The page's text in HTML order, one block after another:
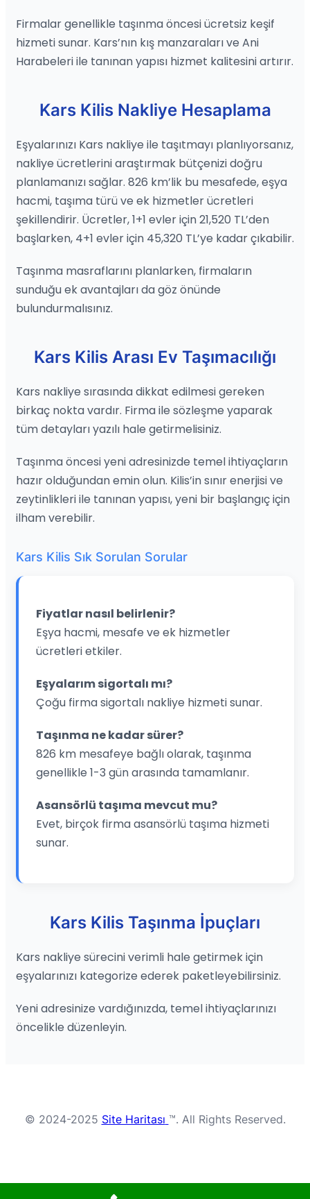
Firmalar genellikle taşınma öncesi ücretsiz keşif
hizmeti sunar. Kars’nın kış manzaraları ve Ani
Harabeleri ile tanınan yapısı hizmet kalitesini artırır.
Kars Kilis Nakliye Hesaplama
Eşyalarınızı Kars nakliye ile taşıtmayı planlıyorsanız,
nakliye ücretlerini araştırmak bütçenizi doğru
planlamanızı sağlar. 826 km’lik bu mesafede, eşya
hacmi, taşıma türü ve ek hizmetler ücretleri
şekillendirir. Ücretler, 1+1 evler için 21,520 TL’den
başlarken, 4+1 evler için 45,320 TL’ye kadar çıkabilir.
Taşınma masraflarını planlarken, firmaların
sunduğu ek avantajları da göz önünde
bulundurmalısınız.
Kars Kilis Arası Ev Taşımacılığı
Kars nakliye sırasında dikkat edilmesi gereken
birkaç nokta vardır. Firma ile sözleşme yaparak
tüm detayları yazılı hale getirmelisiniz.
Taşınma öncesi yeni adresinizde temel ihtiyaçların
hazır olduğundan emin olun. Kilis’in sınır enerjisi ve
zeytinlikleri ile tanınan yapısı, yeni bir başlangıç için
ilham verebilir.
Kars Kilis Sık Sorulan Sorular
Fiyatlar nasıl belirlenir?
Eşya hacmi, mesafe ve ek hizmetler
ücretleri etkiler.
Eşyalarım sigortalı mı?
Çoğu firma sigortalı nakliye hizmeti sunar.
Taşınma ne kadar sürer?
826 km mesafeye bağlı olarak, taşınma
genellikle 1-3 gün arasında tamamlanır.
Asansörlü taşıma mevcut mu?
Evet, birçok firma asansörlü taşıma hizmeti
sunar.
Kars Kilis Taşınma İpuçları
Kars nakliye sürecini verimli hale getirmek için
eşyalarınızı kategorize ederek paketleyebilirsiniz.
Yeni adresinize vardığınızda, temel ihtiyaçlarınızı
öncelikle düzenleyin.
© 2024-2025 Site Haritası ™. All Rights Reserved.